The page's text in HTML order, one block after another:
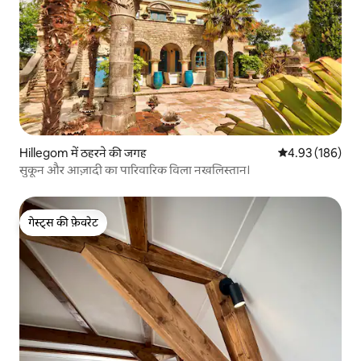
Hillegom में ठहरने की जगह औसत रेटिंग 5 में से
4.93 (186)
सुकून और आज़ादी का पारिवारिक विला नखलिस्तान।
गेस्ट्स की फ़ेवरेट
गेस्ट्स की फ़ेवरेट